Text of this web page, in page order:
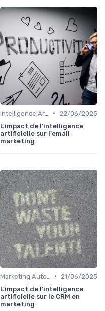
•
22/06/2025
L'impact de l'intelligence
artificielle sur l'email
marketing
•
21/06/2025
L'impact de l'intelligence
artificielle sur le CRM en
marketing